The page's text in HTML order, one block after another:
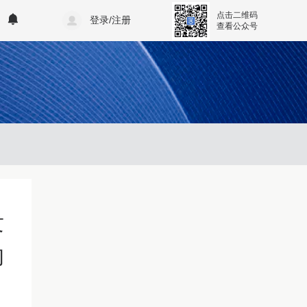
登录/注册
点击二维码
查看公众号